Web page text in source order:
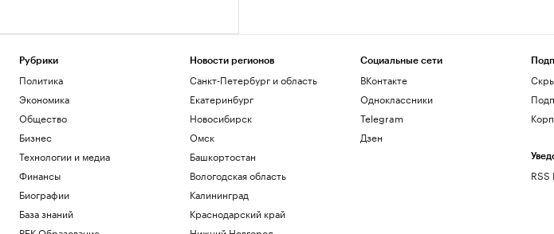
Рубрики
Политика
Экономика
Общество
Бизнес
Технологии и медиа
Финансы
Биографии
База знаний
Новости регионов
Санкт-Петербург и область
Екатеринбург
Новосибирск
Омск
Башкортостан
Вологодская область
Калининград
Краснодарский край
Социальные сети
ВКонтакте
Одноклассники
Telegram
Дзен